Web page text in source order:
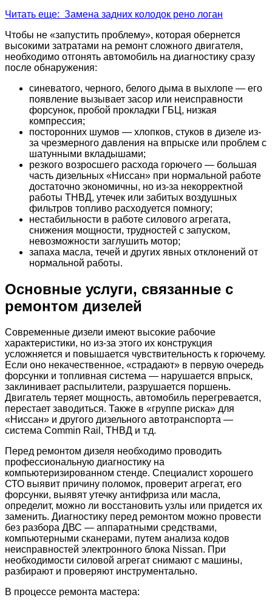
Читать еще: Замена задних колодок рено логан
Чтобы не «запустить проблему», которая обернется
высокими затратами на ремонт сложного двигателя,
необходимо отгонять автомобиль на диагностику сразу
после обнаружения:
синеватого, черного, белого дыма в выхлопе — его
появление вызывает засор или неисправности
форсунок, пробой прокладки ГБЦ, низкая
компрессия;
посторонних шумов — хлопков, стуков в дизеле из-
за чрезмерного давления на впрыске или проблем с
шатунными вкладышами;
резкого возросшего расхода горючего — большая
часть дизельных «Ниссан» при нормальной работе
достаточно экономичны, но из-за некорректной
работы ТНВД, утечек или забитых воздушных
фильтров топливо расходуется помногу;
нестабильности в работе силового агрегата,
снижения мощности, трудностей с запуском,
невозможности заглушить мотор;
запаха масла, течей и других явных отклонений от
нормальной работы.
Основные услуги, связанные с
ремонтом дизелей
Современные дизели имеют высокие рабочие
характеристики, но из-за этого их конструкция
усложняется и повышается чувствительность к горючему.
Если оно некачественное, «страдают» в первую очередь
форсунки и топливная система — нарушается впрыск,
заклинивает распылители, разрушается поршень.
Двигатель теряет мощность, автомобиль перегревается,
перестает заводиться. Также в «группе риска» для
«Ниссан» и другого дизельного автотранспорта —
система Commin Rail, ТНВД и т.д.
Перед ремонтом дизеля необходимо проводить
профессиональную диагностику на
компьютеризированном стенде. Специалист хорошего
СТО выявит причину поломок, проверит агрегат, его
форсунки, выявят утечку антифриза или масла,
определит, можно ли восстановить узлы или придется их
заменить. Диагностику перед ремонтом можно провести
без разбора ДВС — аппаратными средствами,
компьютерными сканерами, путем анализа кодов
неисправностей электронного блока Nissan. При
необходимости силовой агрегат снимают с машины,
разбирают и проверяют инструментально.
В процессе ремонта мастера: